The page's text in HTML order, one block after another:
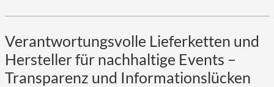
Verantwortungsvolle Lieferketten und
Hersteller für nachhaltige Events –
Transparenz und Informationslücken